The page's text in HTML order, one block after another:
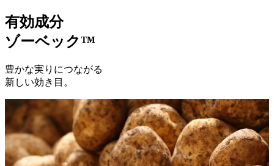
有効成分
ゾーベック™
豊かな実りにつながる
新しい効き目。